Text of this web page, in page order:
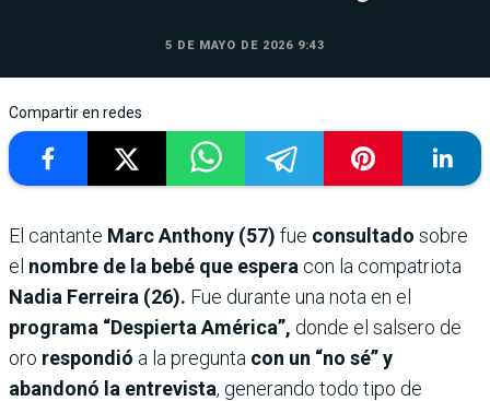
5 DE MAYO DE 2026 9:43
Compartir en redes
El cantante Marc Anthony (57) fue consultado sobre
el nombre de la bebé que espera con la compatriota
Nadia Ferreira (26). Fue durante una nota en el
programa “Despierta América”, donde el salsero de
oro respondió a la pregunta con un “no sé” y
abandonó la entrevista, generando todo tipo de